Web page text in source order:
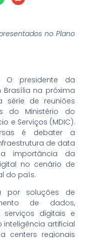
no Plano
O presidente da
Brasília na próxima
série de reuniões
do Ministério do
e Serviços (MDIC).
é debater a
de data
importância da
no cenário de
do país.
por soluções de
de dados,
digitais e
artificial
centers regionais